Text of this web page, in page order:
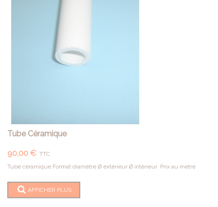
Tube Céramique
90,00 € TTC
Tube céramique Format diamètre Ø extérieur Ø intérieur Prix au mètre
AFFICHER PLUS